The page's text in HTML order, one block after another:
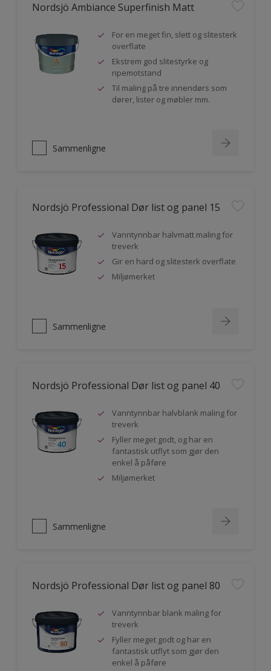
Nordsjö Ambiance Superfinish Matt
For en meget fin, slett og slitesterk
overflate
Ekstrem god slitestyrke og
ripemotstand
Til maling på tre innendørs som
dører, lister og møbler mm.
Sammenligne
Nordsjö Professional Dør list og panel 15
Vanntynnbar halvmatt maling for
treverk
Gir en hard og slitesterk overflate
Miljømerket
Sammenligne
Nordsjö Professional Dør list og panel 40
Vanntynnbar halvblank maling for
treverk
Fyller meget godt, og har en
fantastisk utflyt som gjør den
enkel å påføre
Miljømerket
Sammenligne
Nordsjö Professional Dør list og panel 80
Vanntynnbar blank maling for
treverk
Fyller meget godt og har en
fantastisk utflyt som gjør den
enkel å påføre